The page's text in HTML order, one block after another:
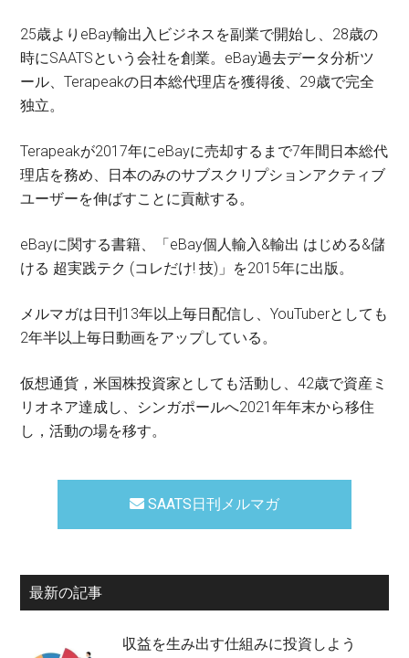
25歳よりeBay輸出入ビジネスを副業で開始し、28歳の
時にSAATSという会社を創業。eBay過去データ分析ツ
ール、Terapeakの日本総代理店を獲得後、29歳で完全
独立。
Terapeakが2017年にeBayに売却するまで7年間日本総代
理店を務め、日本のみのサブスクリプションアクティブ
ユーザーを伸ばすことに貢献する。
eBayに関する書籍、「eBay個人輸入&輸出 はじめる&儲
ける 超実践テク (コレだけ! 技)」を2015年に出版。
メルマガは日刊13年以上毎日配信し、YouTuberとしても
2年半以上毎日動画をアップしている。
仮想通貨，米国株投資家としても活動し、42歳で資産ミ
リオネア達成し、シンガポールへ2021年年末から移住
し，活動の場を移す。
SAATS日刊メルマガ
最新の記事
収益を生み出す仕組みに投資しよう